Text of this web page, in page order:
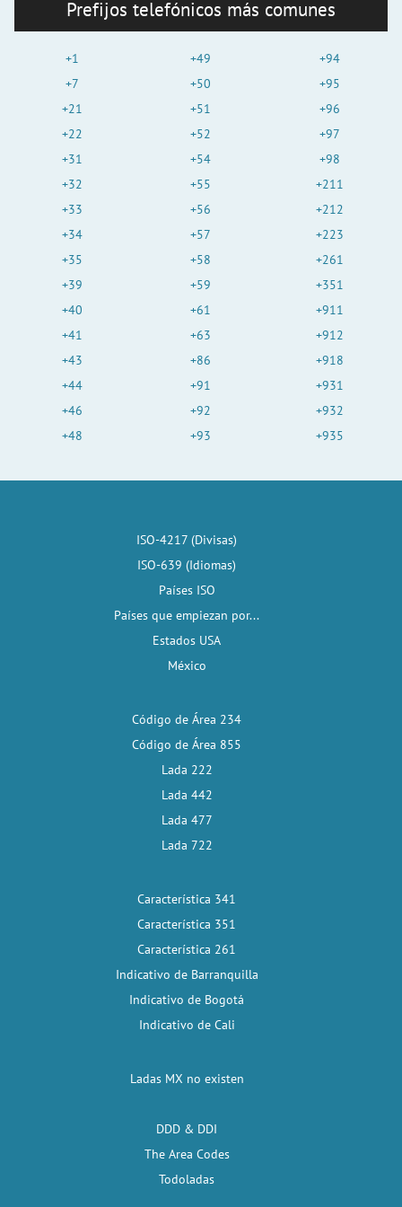
i
d
e
o
Prefijos telefónicos más comunes
+1
+7
+21
+22
+31
+32
+33
+34
+35
+39
+40
+41
+43
+44
+46
+48
+49
+50
+51
+52
+54
+55
+56
+57
+58
+59
+61
+63
+86
+91
+92
+93
+94
+95
+96
+97
+98
+211
+212
+223
+261
+351
+911
+912
+918
+931
+932
+935
ISO-4217 (Divisas)
ISO-639 (Idiomas)
Países ISO
Países que empiezan por...
Estados USA
México
Código de Área 234
Código de Área 855
Lada 222
Lada 442
Lada 477
Lada 722
Característica 341
Característica 351
Característica 261
Indicativo de Barranquilla
Indicativo de Bogotá
Indicativo de Cali
Ladas MX no existen
DDD & DDI
The Area Codes
Todoladas